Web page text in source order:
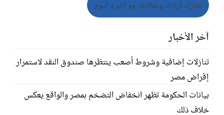
شارك آراءك ومقالاتك مع الليرة اليوم
آخر الأخبار
تنازلات إضافية وشروط أصعب ينتظرها صندوق النقد لاستمرار
إقراض مصر
بيانات الحكومة تظهر انخفاض التضخم بمصر والواقع يعكس
خلاف ذلك